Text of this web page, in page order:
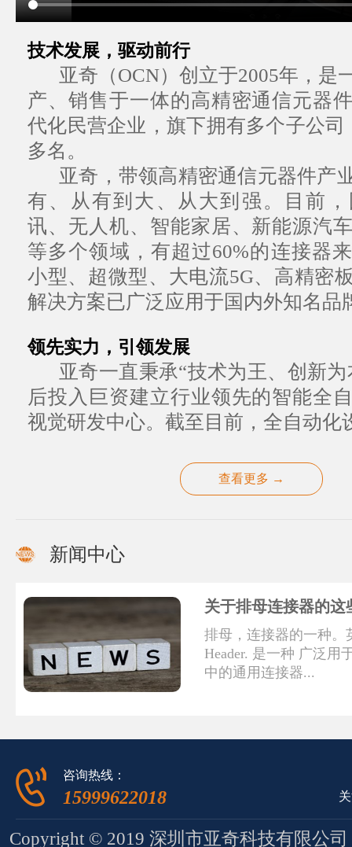
技术发展，驱动前行
亚奇（OCN）创立于2005年，是
产、销售于一体的高精密通信元器
代化民营企业，旗下拥有多个子公司
多名。
亚奇，带领高精密通信元器件产
有、从有到大、从大到强。目前
讯、无人机、智能家居、新能源汽
等多个领域，有超过60%的连接器
小型、超微型、大电流5G、高精密
解决方案已广泛应用于国内外知名品
领先实力，引领发展
亚奇一直秉承“技术为王、创新
后投入巨资建立行业领先的智能全
视觉研发中心。截至目前，全自动化
查看更多 →
新闻中心
关于排母连接器的这
排母，连接器的一种。
Header. 是一种 广泛用
中的通用连接器...
咨询热线：
15999622018
Copyright © 2019 深圳市亚奇科技有限公